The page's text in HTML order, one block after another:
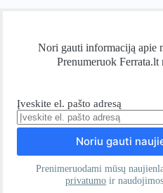
Nori gauti informaciją apie
Prenumeruok
Įveskite el. pašto adresą
Prenimeruodami mūsų
privatumo ir